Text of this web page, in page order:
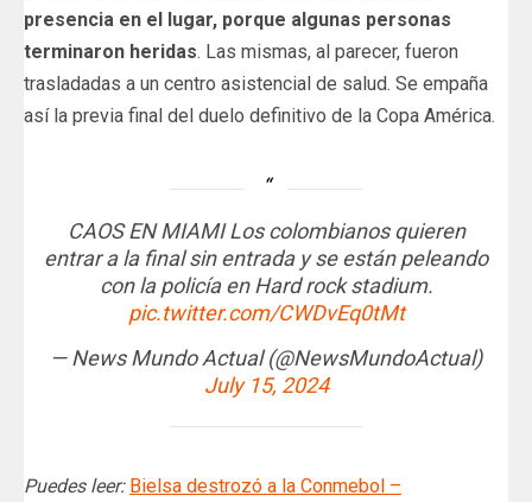
presencia en el lugar, porque algunas personas
terminaron heridas. Las mismas, al parecer, fueron
trasladadas a un centro asistencial de salud. Se empaña
así la previa final del duelo definitivo de la Copa América.
CAOS EN MIAMI Los colombianos quieren
entrar a la final sin entrada y se están peleando
con la policía en Hard rock stadium.
pic.twitter.com/CWDvEq0tMt
— News Mundo Actual (@NewsMundoActual)
July 15, 2024
Puedes leer: Bielsa destrozó a la Conmebol –